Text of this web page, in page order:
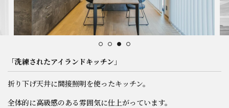
プライバシーポリシー
施工事例
イベント情報
「洗練されたアイランドキッチン」
折り下げ天井に間接照明を使ったキッチン。
全体的に高級感のある雰囲気に仕上がっています。